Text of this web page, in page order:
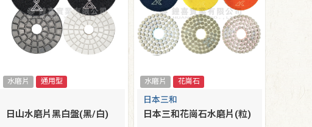
水磨片 通用型
日山水磨片黑白盤(黑/白)
水磨片 花崗石
日本三和
日本三和花崗石水磨片(粒)